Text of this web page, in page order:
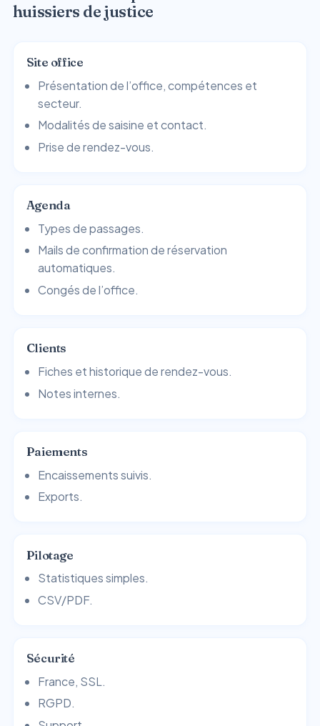
huissiers de justice
Site office
Présentation de l’office, compétences et
secteur.
Modalités de saisine et contact.
Prise de rendez-vous.
Agenda
Types de passages.
Mails de confirmation de réservation
automatiques.
Congés de l’office.
Clients
Fiches et historique de rendez-vous.
Notes internes.
Paiements
Encaissements suivis.
Exports.
Pilotage
Statistiques simples.
CSV/PDF.
Sécurité
France, SSL.
RGPD.